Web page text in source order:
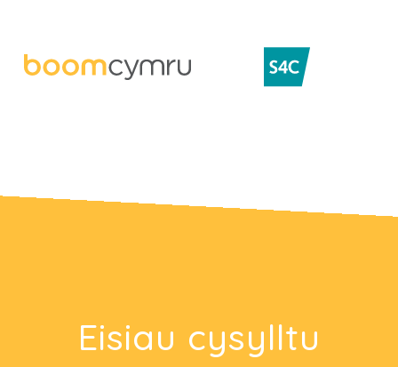
Eisiau cysylltu